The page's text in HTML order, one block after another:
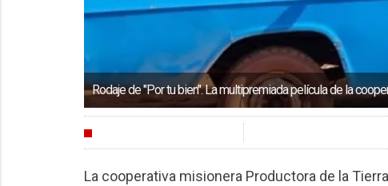
Rodaje de "Por tu bien". La multipremiada película de la
La cooperativa misionera Productora de la